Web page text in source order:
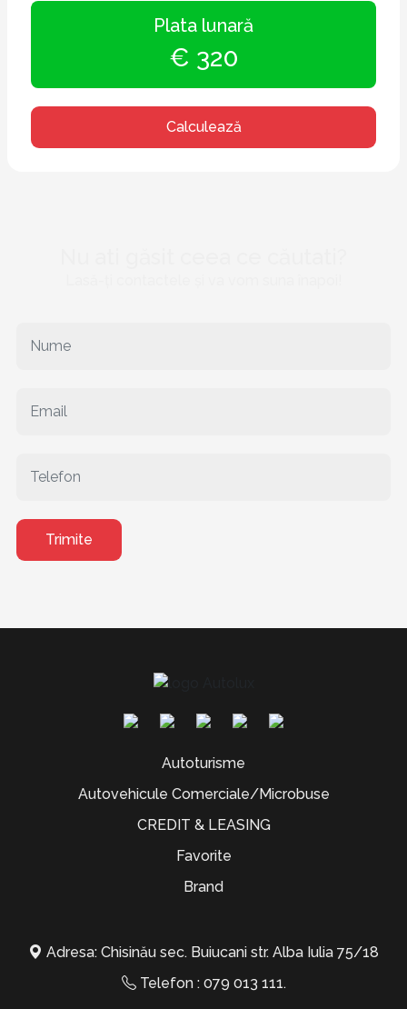
Plata lunară
€ 320
Calculează
Trimite
Autoturisme
Autovehicule Comerciale/Microbuse
CREDIT & LEASING
Favorite
Brand
Adresa: Chisinău sec. Buiucani str. Alba Iulia 75/18
Telefon : 079 013 111.